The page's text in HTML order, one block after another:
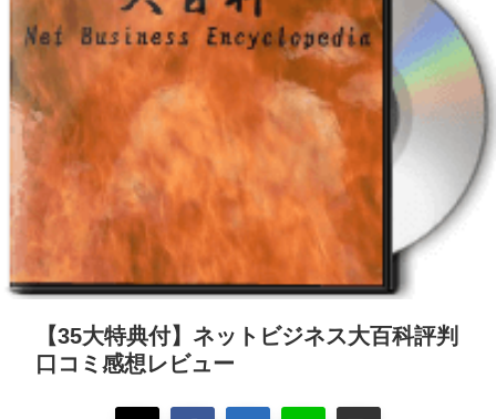
【35大特典付】ネットビジネス大百科評判
口コミ感想レビュー